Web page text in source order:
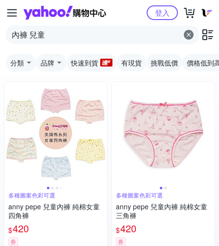
Yahoo購物中心登入
分類 品牌 快速到貨 有現貨 挑戰低價 價格低到
多種圖案色彩可選
anny pepe 兒童內褲 純棉女童
四角褲
$420
券
多種圖案色彩可選
anny pepe 兒童內褲 純棉女童
三角褲
$420
券